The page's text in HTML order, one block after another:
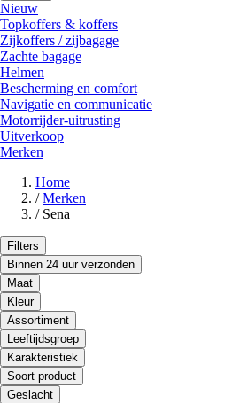
Nieuw
Topkoffers & koffers
Zijkoffers / zijbagage
Zachte bagage
Helmen
Bescherming en comfort
Navigatie en communicatie
Motorrijder-uitrusting
Uitverkoop
Merken
Home
/ Merken
/ Sena
Filters
Binnen 24 uur verzonden
Maat
Kleur
Assortiment
Leeftijdsgroep
Karakteristiek
Soort product
Geslacht